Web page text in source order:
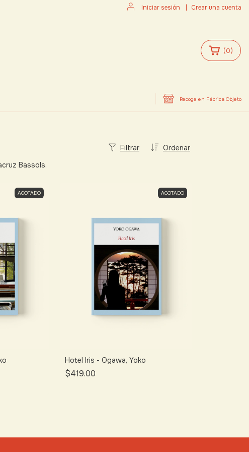
Iniciar sesión Crear una cuenta
(0)
Recoge en Fábrica Objeto
Ordenar
Filtrar
Bassols.
AGOTADO AGOTADO
Hotel Iris - Ogawa, Yoko
$419.00